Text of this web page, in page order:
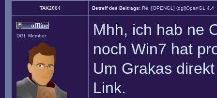
TAK2004 Betreff des Beitrags: Re: [OPENGL] (dgl)OpenGL 4.4
DGL Member
Mhh, ich hab ne
noch Win7 hat
Um Grakas
Link.